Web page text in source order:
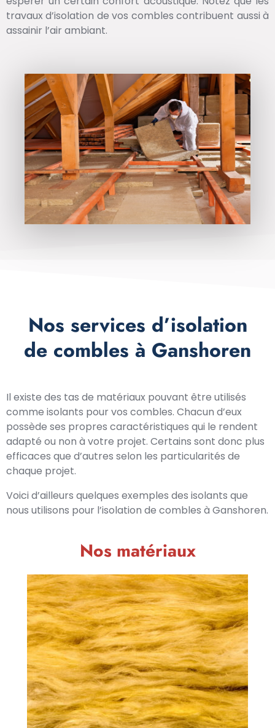
travaux d’isolation de vos combles contribuent aussi à
assainir l’air ambiant.
Nos services d’isolation
de combles à Ganshoren
Il existe des tas de matériaux pouvant être utilisés
comme isolants pour vos combles. Chacun d’eux
possède ses propres caractéristiques qui le rendent
adapté ou non à votre projet. Certains sont donc plus
efficaces que d’autres selon les particularités de
chaque projet.
Voici d’ailleurs quelques exemples des isolants que
nous utilisons pour l’isolation de combles à Ganshoren.
Nos matériaux